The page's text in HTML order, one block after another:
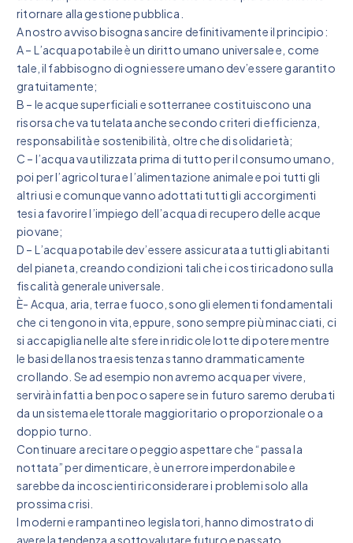
ritornare alla gestione pubblica.
A nostro avviso bisogna sancire definitivamente il principio:
A – L’acqua potabile è un diritto umano universale e, come
tale, il fabbisogno di ogni essere umano dev’essere garantito
gratuitamente;
B – le acque superficiali e sotterranee costituiscono una
risorsa che va tutelata anche secondo criteri di efficienza,
responsabilità e sostenibilità, oltre che di solidarietà;
C – l’acqua va utilizzata prima di tutto per il consumo umano,
poi per l’agricoltura e l’alimentazione animale e poi tutti gli
altri usi e comunque vanno adottati tutti gli accorgimenti
tesi a favorire l’impiego dell’acqua di recupero delle acque
piovane;
D – L’acqua potabile dev’essere assicurata a tutti gli abitanti
del pianeta, creando condizioni tali che i costi ricadono sulla
fiscalità generale universale.
È- Acqua, aria, terra e fuoco, sono gli elementi fondamentali
che ci tengono in vita, eppure, sono sempre più minacciati, ci
si accapiglia nelle alte sfere in ridicole lotte di potere mentre
le basi della nostra esistenza stanno drammaticamente
crollando. Se ad esempio non avremo acqua per vivere,
servirà infatti a ben poco sapere se in futuro saremo derubati
da un sistema elettorale maggioritario o proporzionale o a
doppio turno.
Continuare a recitare o peggio aspettare che “passa la
nottata” per dimenticare, è un errore imperdonabile e
sarebbe da incoscienti riconsiderare i problemi solo alla
prossima crisi.
I moderni e rampanti neo legislatori, hanno dimostrato di
avere la tendenza a sottovalutare futuro e passato,